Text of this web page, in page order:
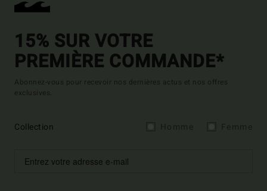
15% SUR VOTRE
PREMIÈRE COMMANDE*
Abonnez-vous pour recevoir nos dernières actus et nos offres
exclusives.
Collection